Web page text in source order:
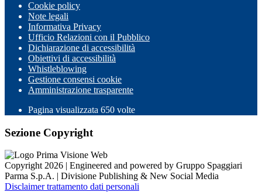
Cookie policy
Note legali
Informativa Privacy
Ufficio Relazioni con il Pubblico
Dichiarazione di accessibilità
Obiettivi di accessibilità
Whistleblowing
Gestione consensi cookie
Amministrazione trasparente
Pagina visualizzata 650 volte
Sezione Copyright
Copyright 2026 | Engineered and powered by Gruppo Spaggiari
Parma S.p.A. | Divisione Publishing & New Social Media
Disclaimer trattamento dati personali